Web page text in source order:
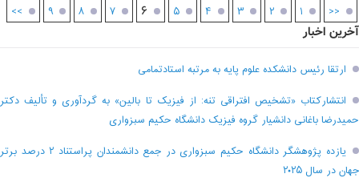
<< ۱ ۲ ۳ ۴ ۵ ۶ ۷ ۸ ۹ >>
آخرین اخبار
ارتقا رئیس دانشکده علوم پایه به مرتبه استادتمامی
انتشارکتاب «تشخیص افتراقی تنه: از فیزیک تا بالین» به گردآوری و تألیف دکتر
حمیدرضا باغانی دانشیار گروه فیزیک دانشگاه حکیم سبزواری
یازده پژوهشگر دانشگاه حکیم سبزواری در جمع دانشمندان پراستناد ۲ درصد برتر
جهان در سال ۲۰۲۵